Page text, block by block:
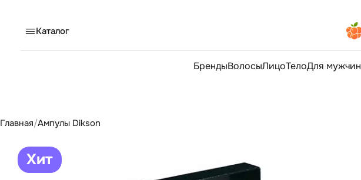
Каталог
БрендыВолосыЛицоТелоДля мужчин
Главная/Ампулы Dikson
Хит